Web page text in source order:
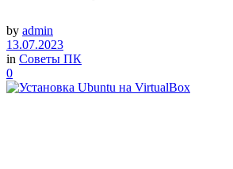
by admin
13.07.2023
in Советы ПК
0